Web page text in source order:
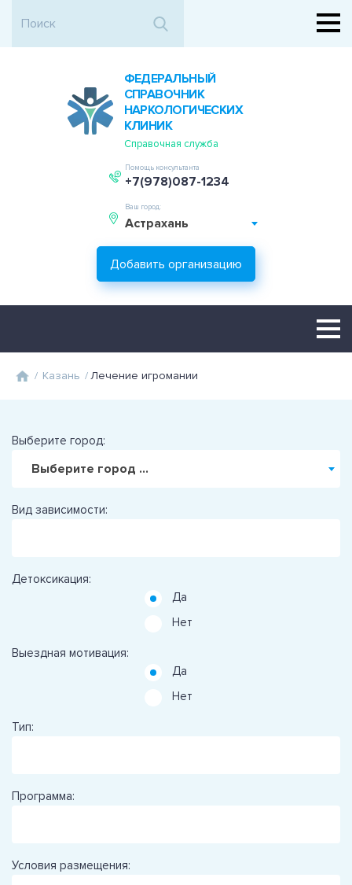
ФЕДЕРАЛЬНЫЙ
СПРАВОЧНИК
НАРКОЛОГИЧЕСКИХ
КЛИНИК
Справочная служба
Помощь консультанта
+7(978)087-1234
Ваш город:
Астрахань
Добавить организацию
/ Казань /Лечение игромании
Выберите город:
Выберите город ...
Вид зависимости:
Детоксикация:
Да
Нет
Выездная мотивация:
Да
Нет
Тип:
Программа:
Условия размещения: